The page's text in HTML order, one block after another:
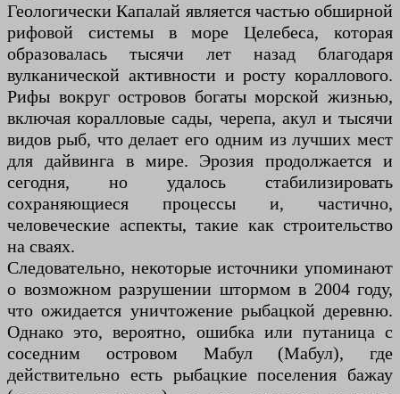
Геологически Капалай является частью обширной
рифовой системы в море Целебеса, которая
образовалась тысячи лет назад благодаря
вулканической активности и росту кораллового.
Рифы вокруг островов богаты морской жизнью,
включая коралловые сады, черепа, акул и тысячи
видов рыб, что делает его одним из лучших мест
для дайвинга в мире. Эрозия продолжается и
сегодня, но удалось стабилизировать
сохраняющиеся процессы и, частично,
человеческие аспекты, такие как строительство
на сваях.
Следовательно, некоторые источники упоминают
о возможном разрушении штормом в 2004 году,
что ожидается уничтожение рыбацкой деревню.
Однако это, вероятно, ошибка или путаница с
соседним островом Мабул (Мабул), где
действительно есть рыбацкие поселения бажау